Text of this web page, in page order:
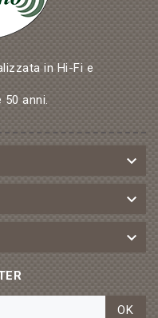
in Hi-Fi e
50 anni.



OK